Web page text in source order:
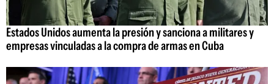
Estados Unidos aumenta la presión y sanciona a militares y
empresas vinculadas a la compra de armas en Cuba